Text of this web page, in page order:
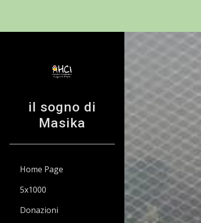
il sogno di
Masika
Home Page
5x1000
Donazioni